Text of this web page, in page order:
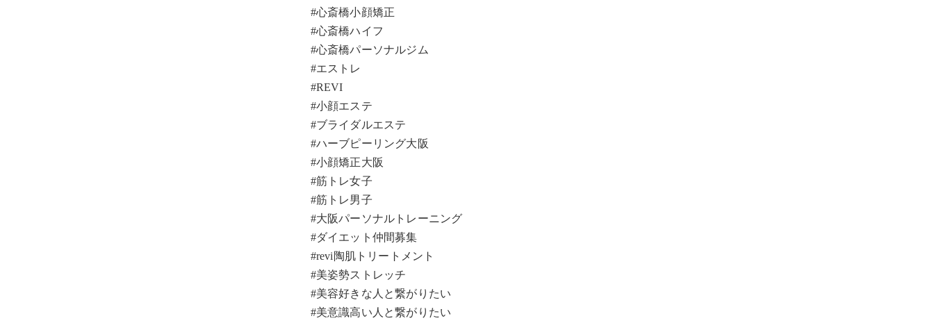
#心斎橋小顔矯正
#心斎橋ハイフ
#心斎橋パーソナルジム
#エストレ
#REVI
#小顔エステ
#ブライダルエステ
#ハーブピーリング大阪
#小顔矯正大阪
#筋トレ女子
#筋トレ男子
#大阪パーソナルトレーニング
#ダイエット仲間募集
#revi陶肌トリートメント
#美姿勢ストレッチ
#美容好きな人と繋がりたい
#美意識高い人と繋がりたい